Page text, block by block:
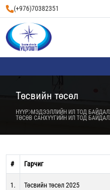
(+976)70382351
Төсвийн төсөл
НҮҮР МЭДЭЭЛЛИЙН ИЛ ТОД БАЙДАЛ
ТӨСӨВ САНХҮҮГИЙН ИЛ ТОД БАЙДАЛ
# Гарчиг
1. Төсвийн төсөл 2025